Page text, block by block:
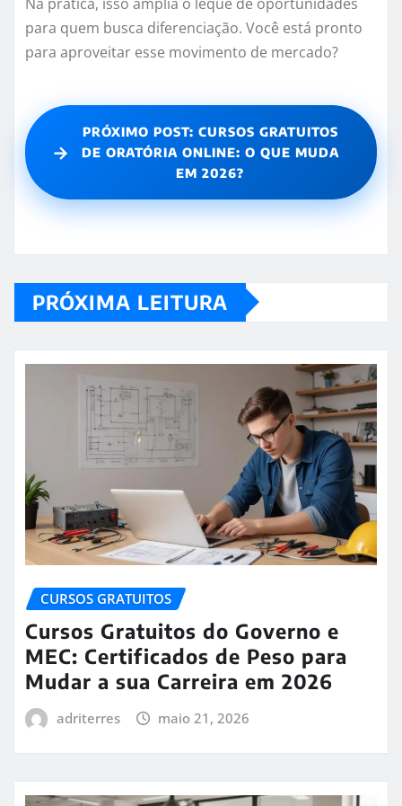
para quem busca diferenciação. Você está pronto
para aproveitar esse movimento de mercado?
→
PRÓXIMO POST: CURSOS GRATUITOS
DE ORATÓRIA ONLINE: O QUE MUDA
EM 2026?
PRÓXIMA LEITURA
CURSOS GRATUITOS
Cursos Gratuitos do Governo e
MEC: Certificados de Peso para
Mudar a sua Carreira em 2026
adriterres maio 21, 2026